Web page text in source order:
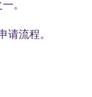
。
流程。